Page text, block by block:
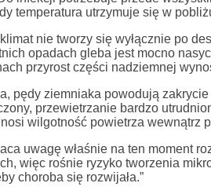
temperatura utrzymuje się w
nie tworzy się wyłącznie po
opadach gleba jest mocno
przyrost części nadziemnej
pędy ziemniaka powodują
przewietrzanie bardzo
wilgotność powietrza wewnątrz
uwagę właśnie na ten moment
więc rośnie ryzyko tworzenia
choroba się rozwijała.”